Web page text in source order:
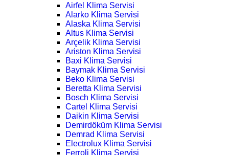
Airfel Klima Servisi
Alarko Klima Servisi
Alaska Klima Servisi
Altus Klima Servisi
Arçelik Klima Servisi
Ariston Klima Servisi
Baxi Klima Servisi
Baymak Klima Servisi
Beko Klima Servisi
Beretta Klima Servisi
Bosch Klima Servisi
Cartel Klima Servisi
Daikin Klima Servisi
Demirdöküm Klima Servisi
Demrad Klima Servisi
Electrolux Klima Servisi
Ferroli Klima Servisi